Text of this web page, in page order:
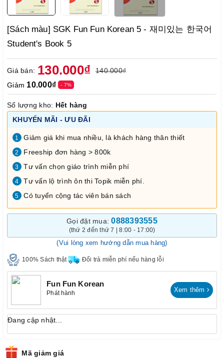
[Sách màu] SGK Fun Fun Korean 5 - 재미있는 한국어
Student's Book 5
Giá bán: 130.000₫
140.000₫
Giảm 10.000₫ - 7%
Số lượng kho: Hết hàng
KHUYẾN MÃI - ƯU ĐÃI
1 Giảm giá khi mua nhiều, là khách hàng thân thiết
2 Freeship đơn hàng > 800k
3 Tư vấn chọn giáo trình miễn phí
4 Tư vấn lộ trình ôn thi Topik miễn phí.
5 Có tuyển cộng tác viên bán sách
Gọi đặt mua:0888393555
(thứ 2 đến thứ 7 | 8:00 - 17:00)
(Vui lòng xem hướng dẫn mua hàng)
100% Sách thật Đổi trả miễn phí nếu hàng lỗi
Fun Fun Korean
Phát hành Xem thêm
Đang cập nhật...
Mã giảm giá